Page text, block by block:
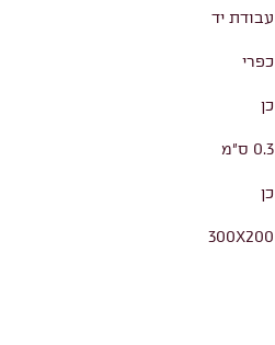
עבודת יד
כפרי
כן
0.3 ס"מ
כן
300X200